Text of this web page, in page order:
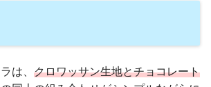
は、 クロワッサン生地とチョコレート